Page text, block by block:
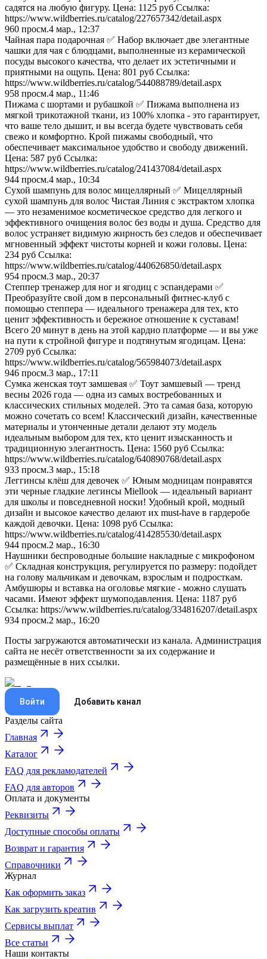
садятся на любую фигуру. Цена: 1125 руб Ссылка:
https://www.wildberries.ru/catalog/227657342/detail.aspx
960 просм.4 мар., 12:37
Чайная пара подарочная ✅ Набор включает две элегантные
чашки для чая с блюдцами, выполненные из керамической
посуды высокого качества, что делает их эстетичными и
приятными на ощупь. Цена: 801 руб Ссылка:
https://www.wildberries.ru/catalog/544088789/detail.aspx
958 просм.4 мар., 11:46
Пижама с шортами и рубашкой ✅ Пижама выполнена из
мягкой трикотажной ткани, из 100% хлопка - это гарантирует,
что ваше тело дышит, и вы всегда будете чувствовать себя
свежо и комфортно. Крой пижамы свободный, что
обеспечивает максимальное удобство и свободу движений.
Цена: 587 руб Ссылка:
https://www.wildberries.ru/catalog/241437084/detail.aspx
944 просм.4 мар., 10:34
Сухой шампунь для волос мицеллярный ✅ Мицеллярный
сухой шампунь для волос Чистая Линия с экстрактом хлопка
— это незаменимое косметическое средство для легкого и
эффективного очищения волос без воды и душа. Средство для
волос устраняет видимую жирность без следов и обеспечивает
мгновенный эффект чистоты корней и кожи головы. Цена:
234 руб Ссылка:
https://www.wildberries.ru/catalog/440626850/detail.aspx
954 просм.3 мар., 20:37
Степпер тренажер для ног и ягодиц с эспандерами ✅
Преобразуйте свой дом в персональный фитнес-клуб с
помощью степпера — идеального тренажера для тех, кто
ценит эффективность и бережное отношение к суставам!
Всего 20 минут в день на этой кардио платформе — и вы уже
на пути к стройной фигуре и подтянутым ягодицам. Цена:
2709 руб Ссылка:
https://www.wildberries.ru/catalog/565984073/detail.aspx
946 просм.3 мар., 17:11
Сумка женская тоут замшевая ✅ Тоут замшевый — тренд
весны 2026 года — одна из самых востребованных и
классических стильных моделей. Это та самая база, которую
можно сочетать со всем! Классический дизайн, качественные
материалы и утонченные детали делают эту модель
идеальным выбором для тех, кто ценит изысканность и
традиционную элегантность. Цена: 1560 руб Ссылка:
https://www.wildberries.ru/catalog/640890768/detail.aspx
933 просм.3 мар., 15:18
Леггинсы клёш для девочек ✅ Юным модницам понравятся
эти черные гладкие легинсы Miellook — идеальный вариант
для школы и повседневной носки! Удобный крой, модный
дизайн и высокое качество делают их must-have в гардеробе
каждой девочки. Цена: 1098 руб Ссылка:
https://www.wildberries.ru/catalog/414285530/detail.aspx
944 просм.2 мар., 16:30
Наушники беспроводные большие накладные с микрофоном
✅ Складная конструкция, регулируется по размеру: подойдет
на голову мальчикам и девочкам, взрослым и подросткам.
Амбушюры и вставка на оголовье мягкие - можно слушать
часами. Имеют эффект шумоподавления. Цена: 1187 руб
Ссылка: https://www.wildberries.ru/catalog/334816207/detail.aspx
934 просм.2 мар., 16:20
Посты загружаются автоматически из канала. Администрация
сайта не несёт ответственности за их содержание и
размещённые в них ссылки.
Войти Добавить канал
Разделы сайта
Главная
Каталог
FAQ для рекламодателей
FAQ для авторов
Оплата и документы
Реквизиты
Доступные способы оплаты
Возврат и гарантия
Справочники
Журнал
Как оформить заказ
Как загрузить креатив
Сервисы выплат
Все статьи
Наши контакты